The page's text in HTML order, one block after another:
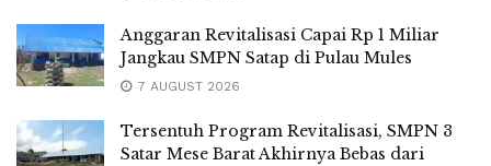
Anggaran Revitalisasi Capai Rp 1 Miliar
Jangkau SMPN Satap di Pulau Mules
7 AUGUST 2026
Tersentuh Program Revitalisasi, SMPN 3
Satar Mese Barat Akhirnya Bebas dari